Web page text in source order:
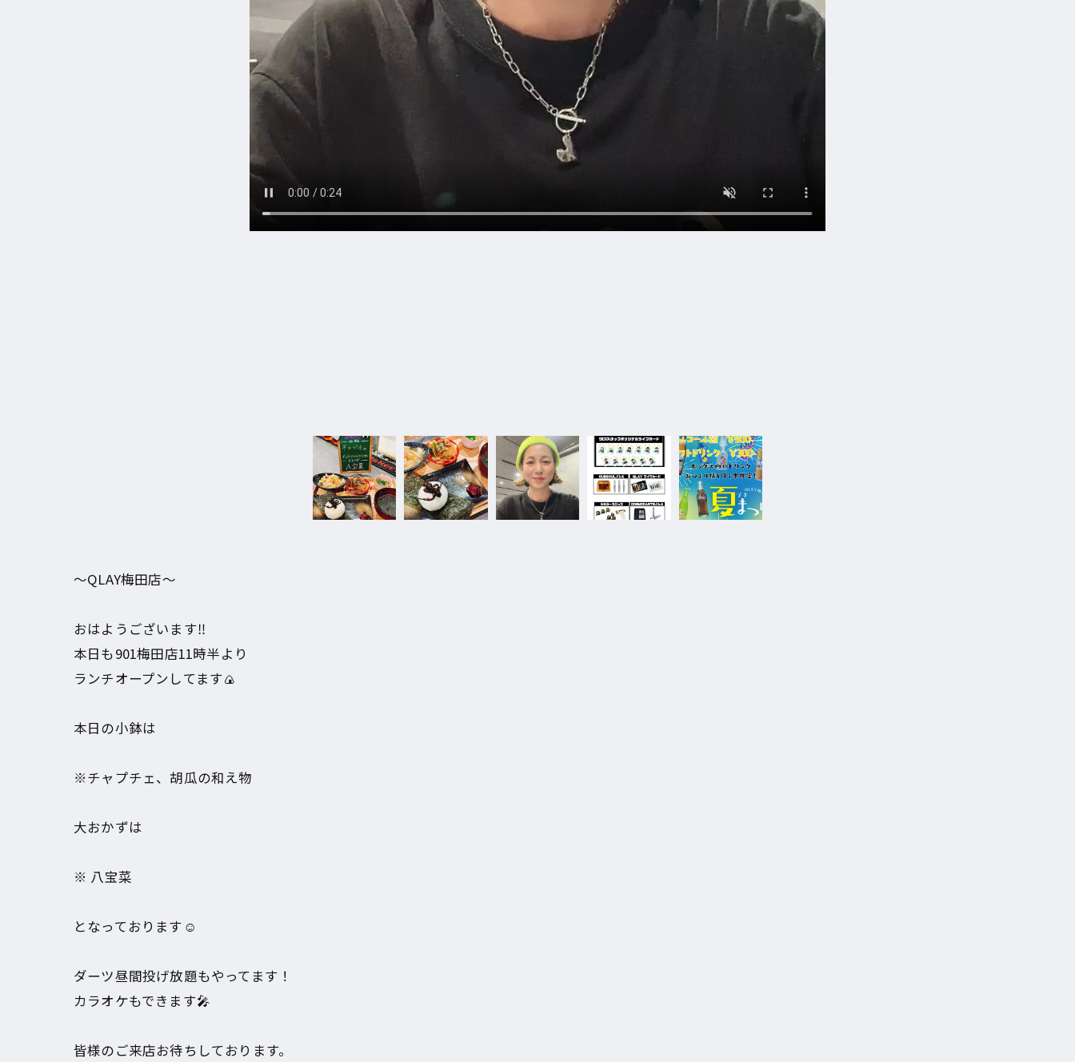
〜QLAY梅田店〜
おはようございます‼︎
本日も901梅田店11時半より
ランチオープンしてます🍙
本日の小鉢は
※チャプチェ、胡瓜の和え物
大おかずは
※ 八宝菜
となっております☺️
ダーツ昼間投げ放題もやってます！
カラオケもできます🎤
皆様のご来店お待ちしております。